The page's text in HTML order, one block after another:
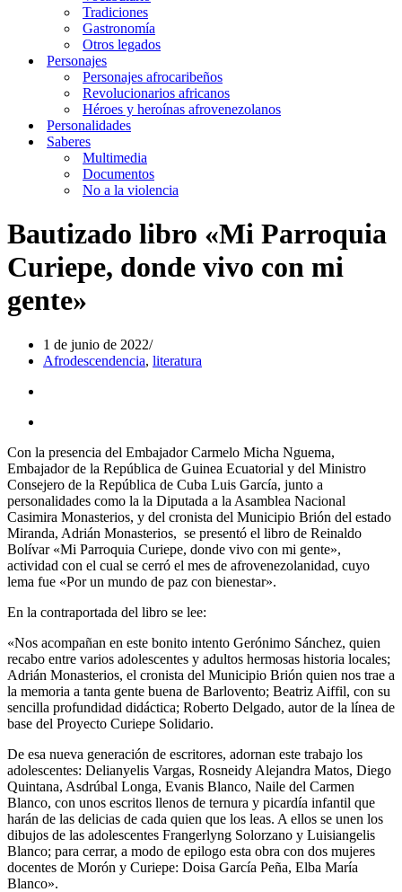
Tradiciones
Gastronomía
Otros legados
Personajes
Personajes afrocaribeños
Revolucionarios africanos
Héroes y heroínas afrovenezolanos
Personalidades
Saberes
Multimedia
Documentos
No a la violencia
Bautizado libro «Mi Parroquia
Curiepe, donde vivo con mi
gente»
1 de junio de 2022
Afrodescendencia, literatura
Con la presencia del Embajador Carmelo Micha Nguema,
Embajador de la República de Guinea Ecuatorial y del Ministro
Consejero de la República de Cuba Luis García, junto a
personalidades como la la Diputada a la Asamblea Nacional
Casimira Monasterios, y del cronista del Municipio Brión del estado
Miranda, Adrián Monasterios, se presentó el libro de Reinaldo
Bolívar «Mi Parroquia Curiepe, donde vivo con mi gente»,
actividad con el cual se cerró el mes de afrovenezolanidad, cuyo
lema fue «Por un mundo de paz con bienestar».
En la contraportada del libro se lee:
«Nos acompañan en este bonito intento Gerónimo Sánchez, quien
recabo entre varios adolescentes y adultos hermosas historia locales;
Adrián Monasterios, el cronista del Municipio Brión quien nos trae a
la memoria a tanta gente buena de Barlovento; Beatriz Aiffil, con su
sencilla profundidad didáctica; Roberto Delgado, autor de la línea de
base del Proyecto Curiepe Solidario.
De esa nueva generación de escritores, adornan este trabajo los
adolescentes: Delianyelis Vargas, Rosneidy Alejandra Matos, Diego
Quintana, Asdrúbal Longa, Evanis Blanco, Naile del Carmen
Blanco, con unos escritos llenos de ternura y picardía infantil que
harán de las delicias de cada quien que los leas. A ellos se unen los
dibujos de las adolescentes Frangerlyng Solorzano y Luisiangelis
Blanco; para cerrar, a modo de epilogo esta obra con dos mujeres
docentes de Morón y Curiepe: Doisa García Peña, Elba María
Blanco».